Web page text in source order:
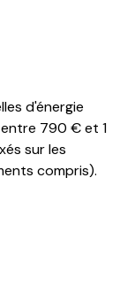
d'énergie
790 € et 1
sur les
compris).